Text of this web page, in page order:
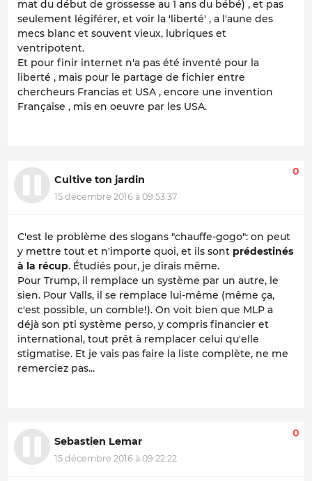
mat du début de grossesse au 1 ans du bébé) , et pas
seulement légiférer, et voir la 'liberté' , a l'aune des
mecs blanc et souvent vieux, lubriques et
ventripotent.
Et pour finir internet n'a pas été inventé pour la
liberté , mais pour le partage de fichier entre
chercheurs Francias et USA , encore une invention
Française , mis en oeuvre par les USA.
Cultive ton jardin
15 décembre 2016 à 09:53:37
0
C'est le problème des slogans "chauffe-gogo": on peut
y mettre tout et n'importe quoi, et ils sont prédestinés
à la récup. Étudiés pour, je dirais même.
Pour Trump, il remplace un système par un autre, le
sien. Pour Valls, il se remplace lui-même (même ça,
c'est possible, un comble!). On voit bien que MLP a
déjà son pti système perso, y compris financier et
international, tout prêt à remplacer celui qu'elle
stigmatise. Et je vais pas faire la liste complète, ne me
remerciez pas...
Sebastien Lemar
15 décembre 2016 à 09:22:22
0